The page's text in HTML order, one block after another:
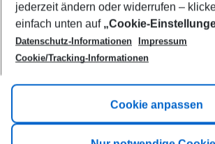
Footer
Footer navigation
Title A
Link A
jederzeit ändern oder widerrufen –
einfach unten auf „Cookie-
Datenschutz-Informationen
Impressum
Cookie/Tracking-Informationen
Cookie anpassen